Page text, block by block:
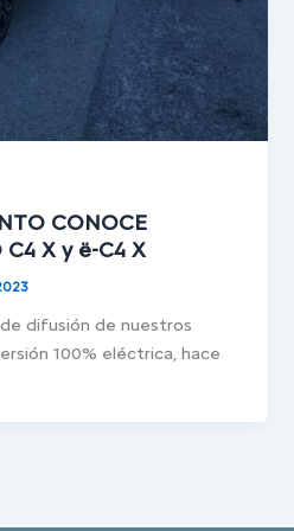
CONOCE
C4 X y ë-C4 X
difusión de nuestros
100% eléctrica, hace